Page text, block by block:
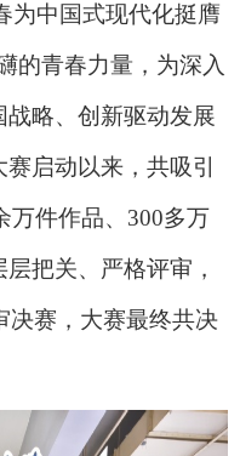
为中国式现代化挺膺
的青春力量，为深入
略、创新驱动发展
启动以来，共吸引
万件作品、 300多万
把关、严格评审，
决赛，大赛最终共决